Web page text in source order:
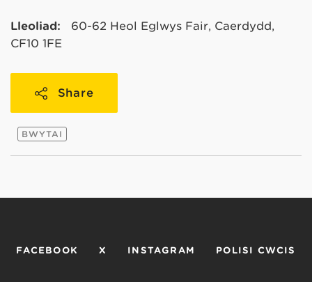
Lleoliad:
60-62 Heol Eglwys Fair, Caerdydd,
CF10 1FE
Share
BWYTAI
FACEBOOK X INSTAGRAM POLISI CWCIS